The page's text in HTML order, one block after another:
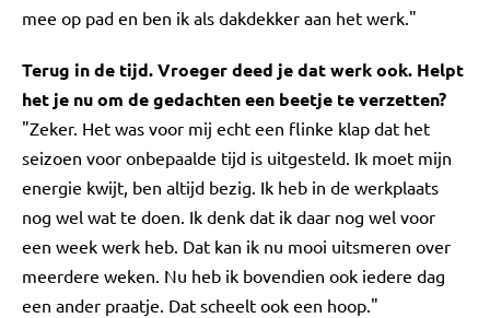
mee op pad en ben ik als dakdekker aan het werk."
Terug in de tijd. Vroeger deed je dat werk ook. Helpt
het je nu om de gedachten een beetje te verzetten?
"Zeker. Het was voor mij echt een flinke klap dat het
seizoen voor onbepaalde tijd is uitgesteld. Ik moet mijn
energie kwijt, ben altijd bezig. Ik heb in de werkplaats
nog wel wat te doen. Ik denk dat ik daar nog wel voor
een week werk heb. Dat kan ik nu mooi uitsmeren over
meerdere weken. Nu heb ik bovendien ook iedere dag
een ander praatje. Dat scheelt ook een hoop."